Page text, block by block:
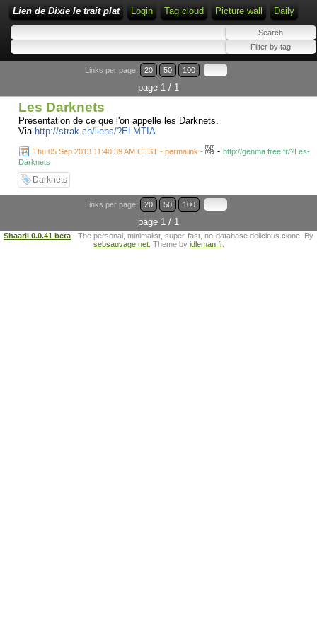
Lien de Dixie le trait plat Login Tag cloud Picture wall Daily
Links per page: 20 50 100
page 1 / 1
Les Darknets
Présentation de ce que l'on appelle les Darknets.
Via http://strak.ch/liens/?ELMTIA
Thu 05 Sep 2013 11:40:39 AM CEST - permalink - - http://genma.free.fr/?Les-
Darknets
Darknets
Links per page: 20 50 100
page 1 / 1
Shaarli 0.0.41 beta - The personal, minimalist, super-fast, no-database delicious clone. By
sebsauvage.net. Theme by idleman.fr.